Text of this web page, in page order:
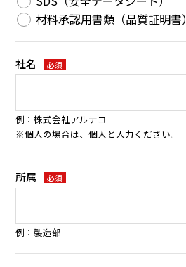
材料承認用書類（品質証明書）
社名 必須
例：株式会社アルテコ
※個人の場合は、個人と入力ください。
所属 必須
例：製造部